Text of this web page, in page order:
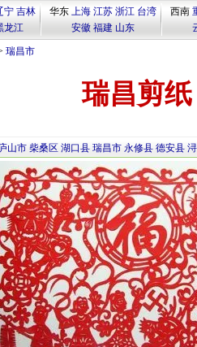
宁 吉林
龙江
华东 上海 江苏 浙江 台湾
安徽 福建 山东
西南
瑞昌市
瑞昌剪纸
山市 柴桑区 湖口县 瑞昌市 永修县 德安县